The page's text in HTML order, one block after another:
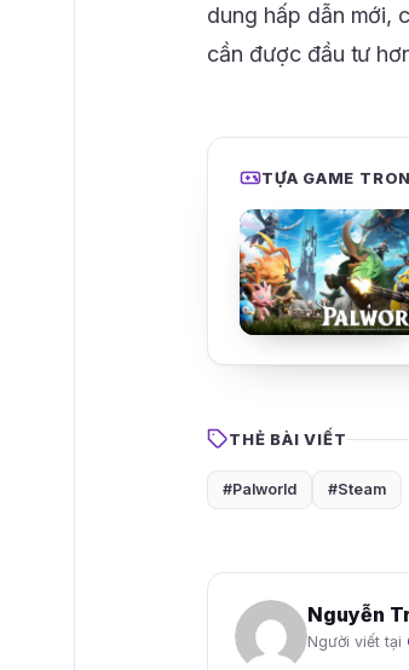
dung hấp dẫn mới,
cần được đầu tư
TỰA GAME
THẺ BÀI VIẾT
#Palworld #Steam
Nguyễn
Người viết tại